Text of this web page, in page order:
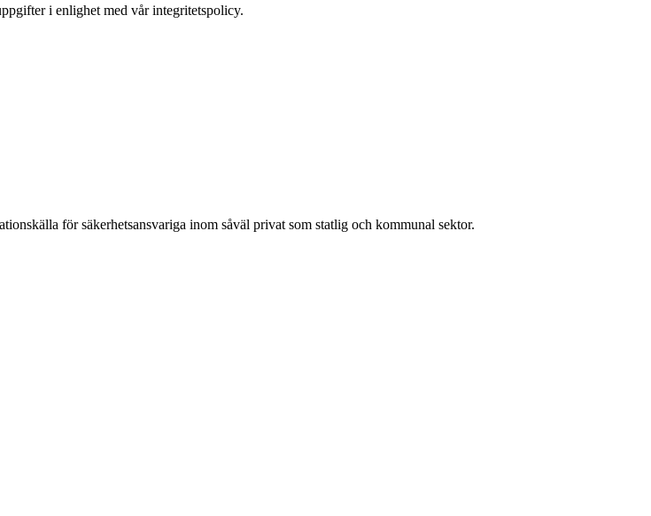
i enlighet med vår integritetspolicy.
för säkerhets­ansvariga inom såväl privat som statlig och kommunal sektor.